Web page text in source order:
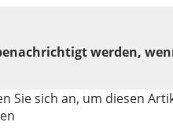
werden,
Sie sich an, um diesen